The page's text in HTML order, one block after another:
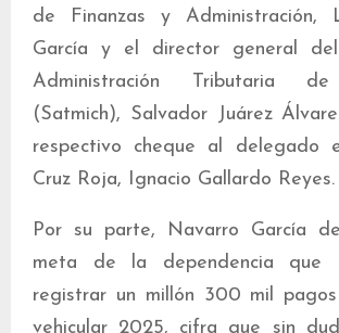
de Finanzas y Administración,
García y el director general
Administración Tributaria de
(Satmich), Salvador Juárez
respectivo cheque al delegado
Cruz Roja, Ignacio Gallardo Reyes.
Por su parte, Navarro García
meta de la dependencia que
registrar un millón 300 mil
vehicular 2025, cifra que sin